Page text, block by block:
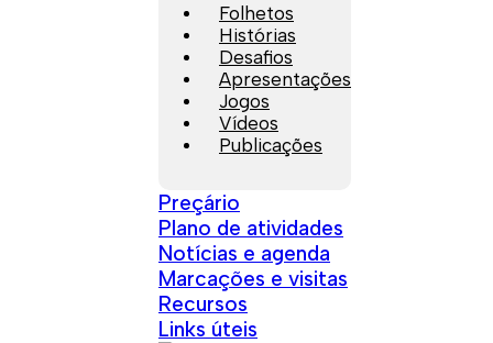
Folhetos
Histórias
Desafios
Apresentações
Jogos
Vídeos
Publicações
Preçário
Plano de atividades
Notícias e agenda
Marcações e visitas
Recursos
Links úteis